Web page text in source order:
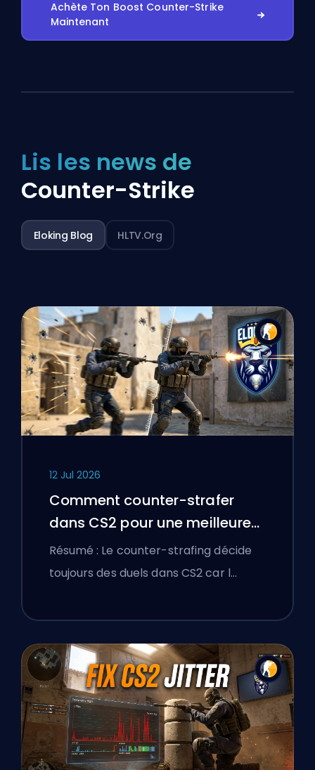
Achète Ton Boost Counter-Strike
Maintenant
Lis les news de
Counter-Strike
Eloking Blog HLTV.org
12 Jul 2026
Comment counter-strafer
dans CS2 pour une meilleure
précision
Résumé : Le counter-strafing décide
toujours des duels dans CS2 car l…